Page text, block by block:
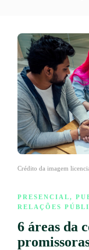
Crédito da imagem
PRESENCIAL,
RELAÇÕES
6 áreas da